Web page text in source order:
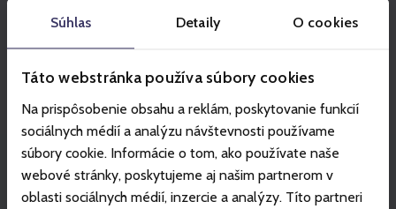
Súhlas Detaily O cookies
Táto webstránka používa súbory cookies
Na prispôsobenie obsahu a reklám, poskytovanie funkcií
sociálnych médií a analýzu návštevnosti používame
súbory cookie. Informácie o tom, ako používate naše
webové stránky, poskytujeme aj našim partnerom v
oblasti sociálnych médií, inzercie a analýzy. Títo partneri
In den Warenkorb legen
Partner